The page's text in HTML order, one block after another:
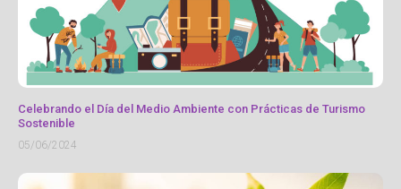
Celebrando el Día del Medio Ambiente con Prácticas de Turismo
Sostenible
05/06/2024